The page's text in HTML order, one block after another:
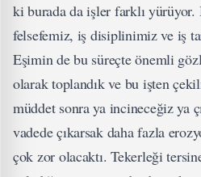
ki burada da işler farklı yürüyor.
felsefemiz, iş disiplinimiz ve iş
Eşimin de bu süreçte önemli
olarak toplandık ve bu işten
müddet sonra ya incineceğiz ya
vadede çıkarsak daha fazla
çok zor olacaktı. Tekerleği